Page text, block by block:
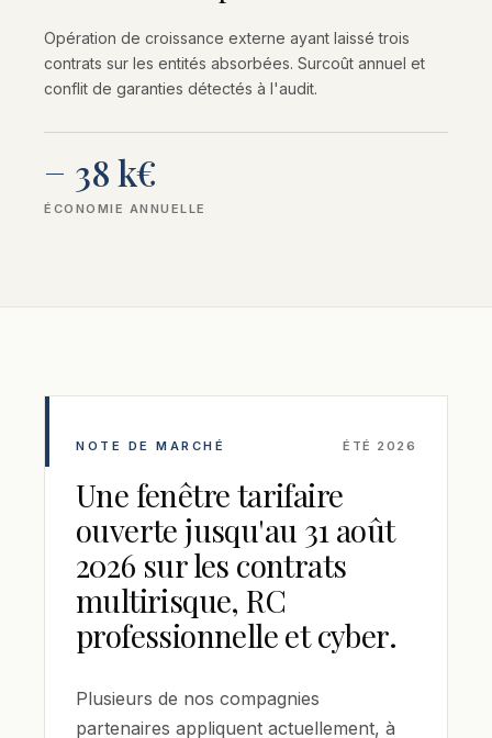
Opération de croissance externe ayant laissé trois
contrats sur les entités absorbées. Surcoût annuel et
conflit de garanties détectés à l'audit.
− 38 k€
ÉCONOMIE ANNUELLE
NOTE DE MARCHÉ ÉTÉ 2026
Une fenêtre tarifaire
ouverte jusqu'au 31 août
2026 sur les contrats
multirisque, RC
professionnelle et cyber.
Plusieurs de nos compagnies
partenaires appliquent actuellement, à